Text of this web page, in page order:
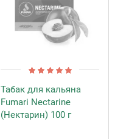
Табак для кальяна
Fumari Nectarine
(Нектарин) 100 г